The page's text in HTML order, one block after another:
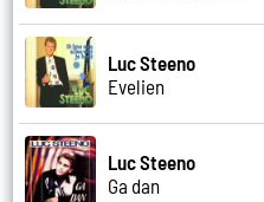
Luc Steeno
Evelien
Luc Steeno
Ga dan